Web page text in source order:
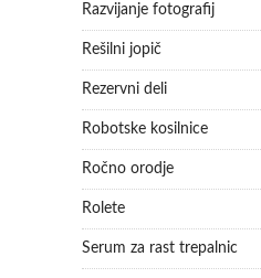
Razvijanje fotografij
Rešilni jopič
Rezervni deli
Robotske kosilnice
Ročno orodje
Rolete
Serum za rast trepalnic